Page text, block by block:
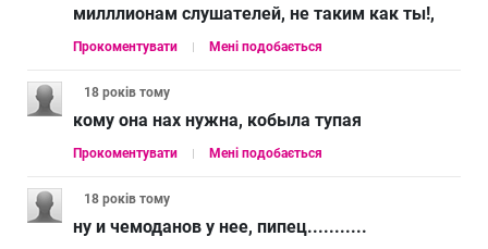
милллионам слушателей, не таким как ты!,
Прокоментувати Мені подобається
18 років тому
кому она нах нужна, кобыла тупая
Прокоментувати Мені подобається
18 років тому
ну и чемоданов у нее, пипец...........